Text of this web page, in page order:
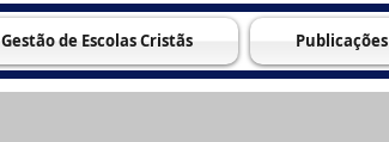
Gestão de Escolas Cristãs Publicações